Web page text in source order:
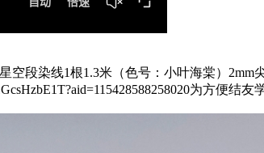
空段染线1根1.3米（色号：小叶海棠）2mm
为方便结